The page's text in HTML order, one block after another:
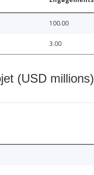
100.00
3.00
(USD millions)